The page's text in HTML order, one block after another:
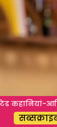
कहानियां-